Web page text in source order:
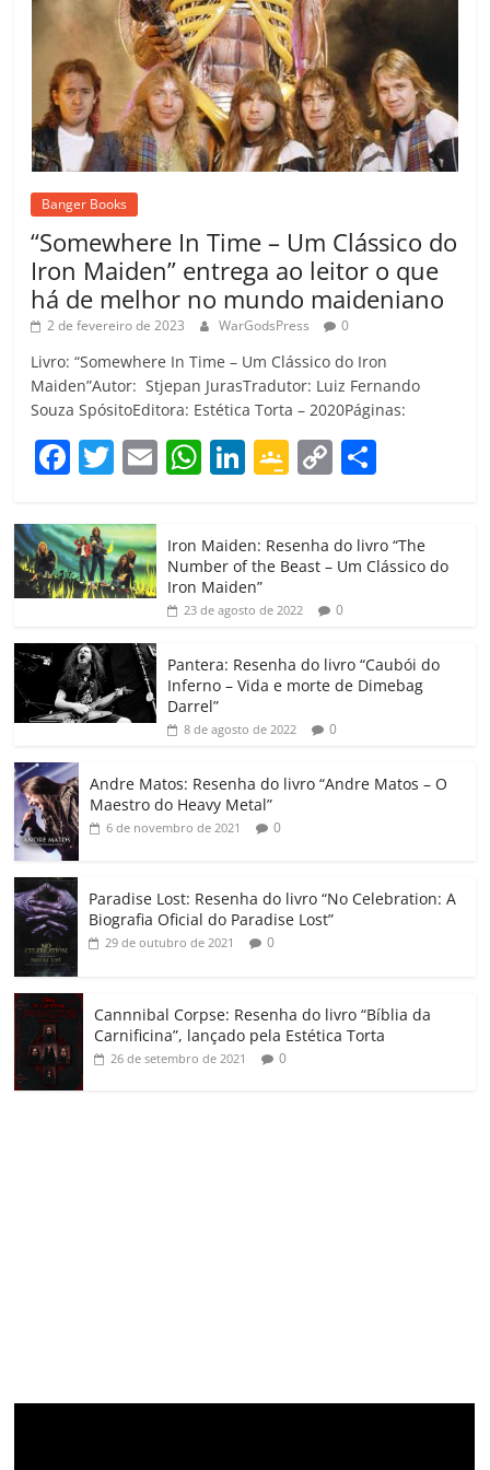
Banger Books
“Somewhere In Time – Um Clássico do
Iron Maiden” entrega ao leitor o que
há de melhor no mundo maideniano
2 de fevereiro de 2023 WarGodsPress 0
Livro: “Somewhere In Time – Um Clássico do Iron
Maiden”Autor: Stjepan JurasTradutor: Luiz Fernando
Souza SpósitoEditora: Estética Torta – 2020Páginas:
F
c
e
b
o
o
k
T
itt
er
E W
at
s
A
p
Li
e
dI
G
gl
e
Cl
a
ss
ro
o
C
p
y
Li
k
m
p
h
ar
Iron Maiden: Resenha do livro “The
Number of the Beast – Um Clássico do
Iron Maiden”
23 de agosto de 2022 0
Pantera: Resenha do livro “Caubói do
Inferno – Vida e morte de Dimebag
Darrel”
8 de agosto de 2022 0
Andre Matos: Resenha do livro “Andre Matos – O
Maestro do Heavy Metal”
6 de novembro de 2021 0
Paradise Lost: Resenha do livro “No Celebration: A
Biografia Oficial do Paradise Lost”
29 de outubro de 2021 0
Cannnibal Corpse: Resenha do livro “Bíblia da
Carnificina”, lançado pela Estética Torta
26 de setembro de 2021 0